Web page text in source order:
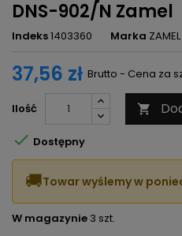
DNS-902/N Zamel
Indeks1403360 Marka ZAMEL
37,56 zł Brutto - Cena za
Ilość 
 Dostępny
🚚Towar wyślemy w
W magazynie 3 szt.